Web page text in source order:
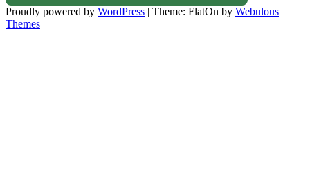
Proudly powered by WordPress | Theme: FlatOn by Webulous
Themes